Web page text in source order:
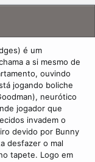
é um
a si mesmo de
ouvindo
jogando boliche
neurótico
jogador que
invadem o
devido por Bunny
desfazer o mal
tapete. Logo em